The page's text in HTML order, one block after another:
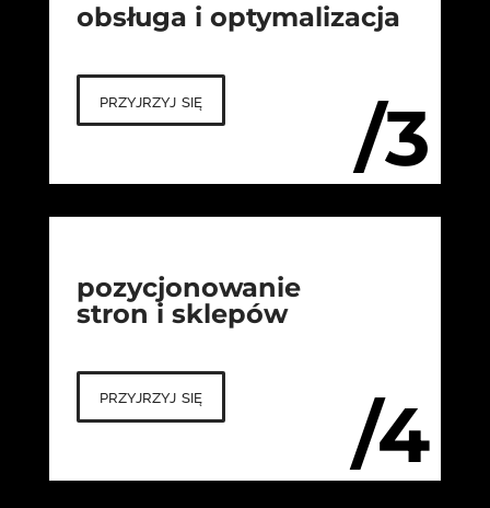
/3
obsługa i optymalizacja
przyjrzyj się
/4
pozycjonowanie
stron i sklepów
przyjrzyj się